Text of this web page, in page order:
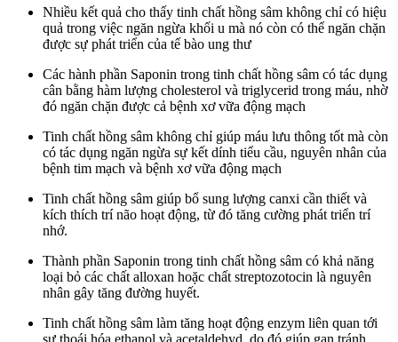
Nhiều kết quả cho thấy tinh chất hồng sâm không chỉ có hiệu
quả trong việc ngăn ngừa khối u mà nó còn có thể ngăn chặn
được sự phát triển của tế bào ung thư
Các hành phần Saponin trong tinh chất hồng sâm có tác dụng
cân bằng hàm lượng cholesterol và triglycerid trong máu, nhờ
đó ngăn chặn được cả bệnh xơ vữa động mạch
Tinh chất hồng sâm không chỉ giúp máu lưu thông tốt mà còn
có tác dụng ngăn ngừa sự kết dính tiểu cầu, nguyên nhân của
bệnh tim mạch và bệnh xơ vữa động mạch
Tinh chất hồng sâm giúp bổ sung lượng canxi cần thiết và
kích thích trí não hoạt động, từ đó tăng cường phát triển trí
nhớ.
Thành phần Saponin trong tinh chất hồng sâm có khả năng
loại bỏ các chất alloxan hoặc chất streptozotocin là nguyên
nhân gây tăng đường huyết.
Tinh chất hồng sâm làm tăng hoạt động enzym liên quan tới